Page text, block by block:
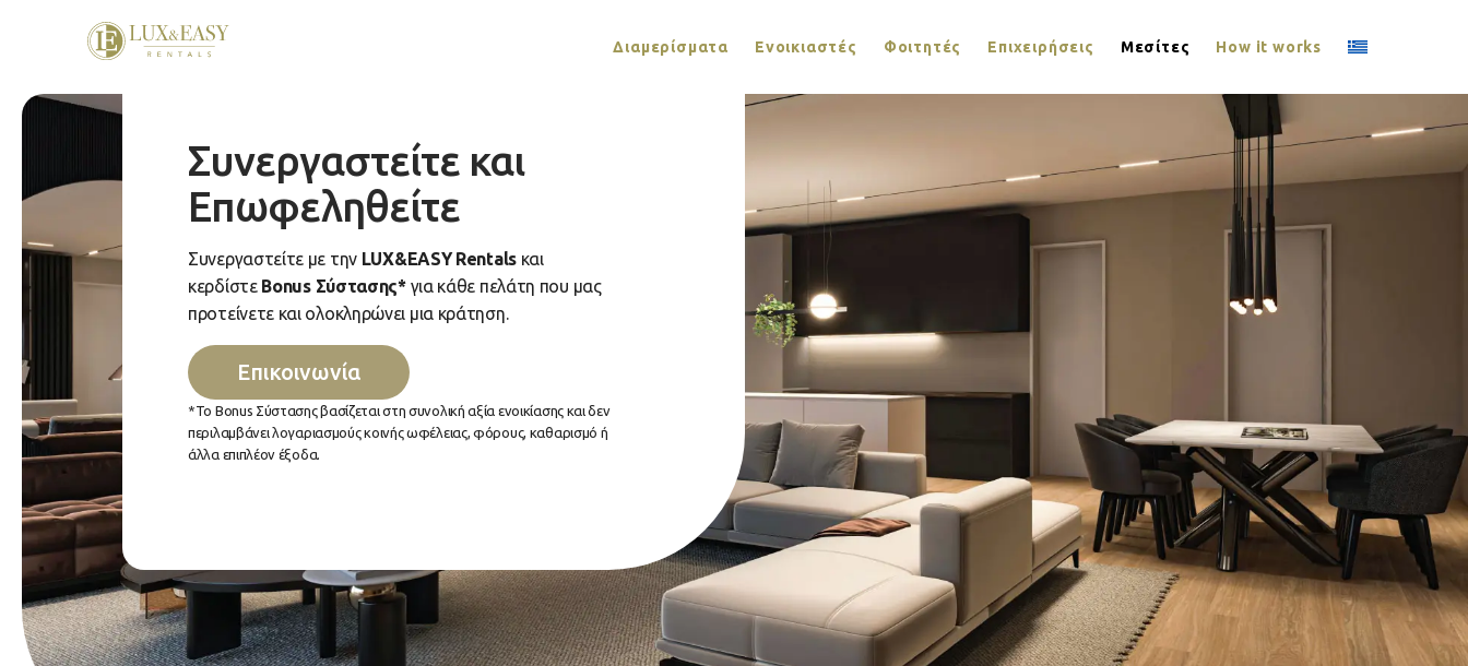
Διαμερίσματα Ενοικιαστές Φοιτητές Επιχειρήσεις Μεσίτες How it works
Συνεργαστείτε και
Επωφεληθείτε
Συνεργαστείτε με την LUX&EASY Rentalsκαι
κερδίστε Bonus Σύστασης*για κάθε πελάτη που μας
προτείνετε και ολοκληρώνει μια κράτηση.
Επικοινωνία
*Το Bonus Σύστασης βασίζεται στη συνολική αξία ενοικίασης και δεν
περιλαμβάνει λογαριασμούς κοινής ωφέλειας, φόρους, καθαρισμό ή
άλλα επιπλέον έξοδα.